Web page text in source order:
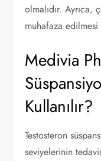
olmalıdır. Ayrıca,
muhafaza
Medivia
Kullanılır?
Testosteron
seviyelerinin